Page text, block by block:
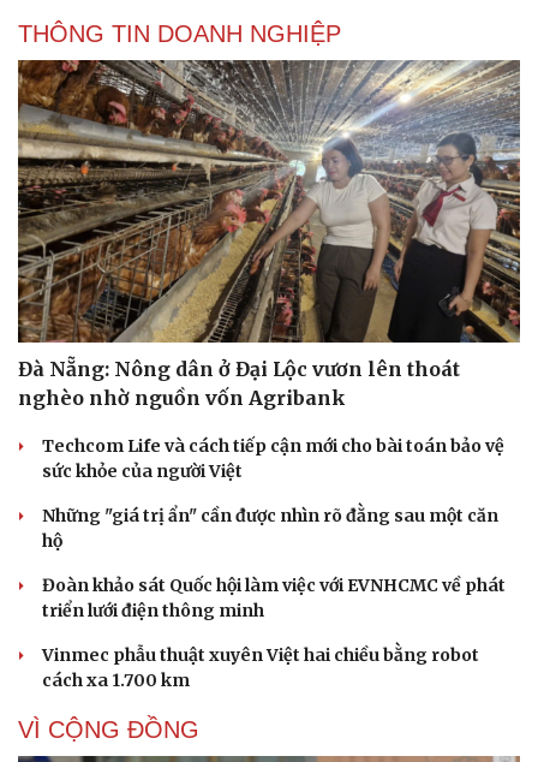
Cải chính
THÔNG TIN DOANH NGHIỆP
Đà Nẵng: Nông dân ở Đại Lộc vươn lên thoát
nghèo nhờ nguồn vốn Agribank
Techcom Life và cách tiếp cận mới cho bài toán bảo vệ
sức khỏe của người Việt
Những "giá trị ẩn" cần được nhìn rõ đằng sau một căn
hộ
Đoàn khảo sát Quốc hội làm việc với EVNHCMC về phát
triển lưới điện thông minh
Vinmec phẫu thuật xuyên Việt hai chiều bằng robot
cách xa 1.700 km
VÌ CỘNG ĐỒNG